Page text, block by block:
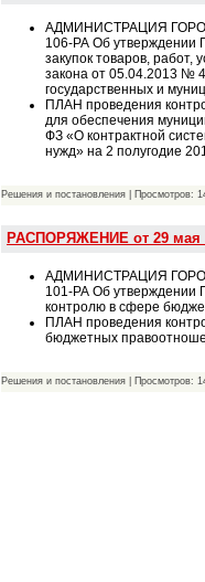
АДМИНИСТРАЦИЯ
106-РА Об утверждении
закупок товаров, работ,
закона от 05.04.2013 №
государственных и
ПЛАН проведения
для обеспечения
ФЗ «О контрактной
нужд» на 2 полугодие
Решения и постановления | Просмотров:
РАСПОРЯЖЕНИЕ от 29 мая
АДМИНИСТРАЦИЯ
101-РА Об утверждении
контролю в сфере
ПЛАН проведения
бюджетных
Решения и постановления | Просмотров: